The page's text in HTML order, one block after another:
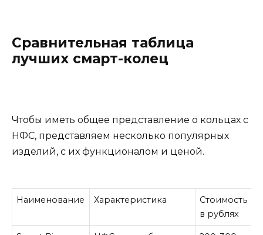
Сравнительная таблица
лучших смарт-колец
Чтобы иметь общее представление о кольцах с
НФС, представляем несколько популярных
изделий, с их функционалом и ценой.
Наименование Характеристика
Стоимость
в рублях